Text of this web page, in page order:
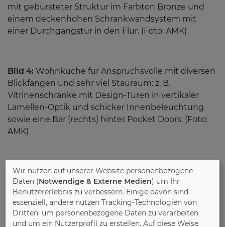
mit gebürsteter Struktur im Farbton Bronze und
einem deckenhohen Schrankwandsystem mit
einer Durchgangstür in den Flur. (Foto: AMK)
Bild 4: Wohnküche für Anspruchsvolle mit diversen
Blickfängen und sehr viel Stauraum: z. B.
Vitrinenschränke mit Design-Türen in vertikaler
Lamellen-Optik und schicker Innenbeleuchtung
sowie eine Bar (rechts) hinter Pocket Doors. (Foto:
AMK)
Bild 4a:Die Schönheit eines Holzschubkastens
vereint mit modernstem Öffnungs-/Schließkomfort:
Eine Weltneuheit ist dieses Schubkastensystem,
denn Metallzarge, Rückwand und Boden sind in
hochwertiger Eiche furniert. (Foto: AMK)
Wir nutzen auf unserer Website personenbezogene
Daten (Notwendige & Externe Medien) um Ihr
Benutzererlebnis zu verbessern. Einige davon sind
essenziell, andere nutzen Tracking-Technologien von
Dritten, um personenbezogene Daten zu verarbeiten
und um ein Nutzerprofil zu erstellen. Auf diese Weise